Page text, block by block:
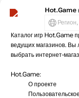
Hot.Game
Каталог игр Hot.Game
ведущих магазинов. Вы
выбрать интернет-
Hot.Game:
О проекте